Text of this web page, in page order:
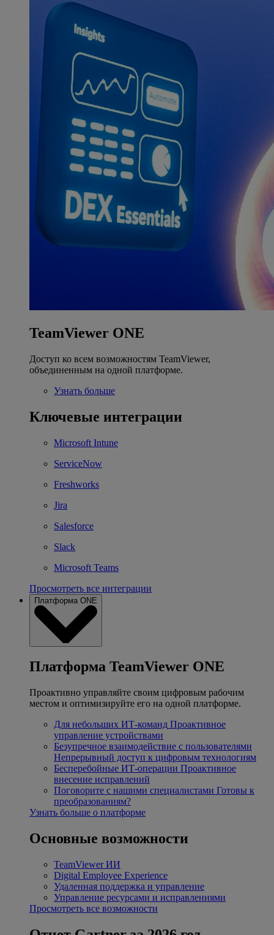
TeamViewer ONE
Доступ ко всем возможностям TeamViewer,
объединенным на одной платформе.
Узнать больше
Ключевые интеграции
Microsoft Intune
ServiceNow
Freshworks
Jira
Salesforce
Slack
Microsoft Teams
Просмотреть все интеграции
Платформа ONE
Платформа TeamViewer ONE
Проактивно управляйте своим цифровым рабочим
местом и оптимизируйте его на одной платформе.
Для небольших ИТ-команд Проактивное
управление устройствами
Безупречное взаимодействие с пользователями
Непрерывный доступ к цифровым технологиям
Бесперебойные ИТ-операции Проактивное
внесение исправлений
Поговорите с нашими специалистами Готовы к
преобразованиям?
Узнать больше о платформе
Основные возможности
TeamViewer ИИ
Digital Employee Experience
Удаленная поддержка и управление
Управление ресурсами и исправлениями
Просмотреть все возможности